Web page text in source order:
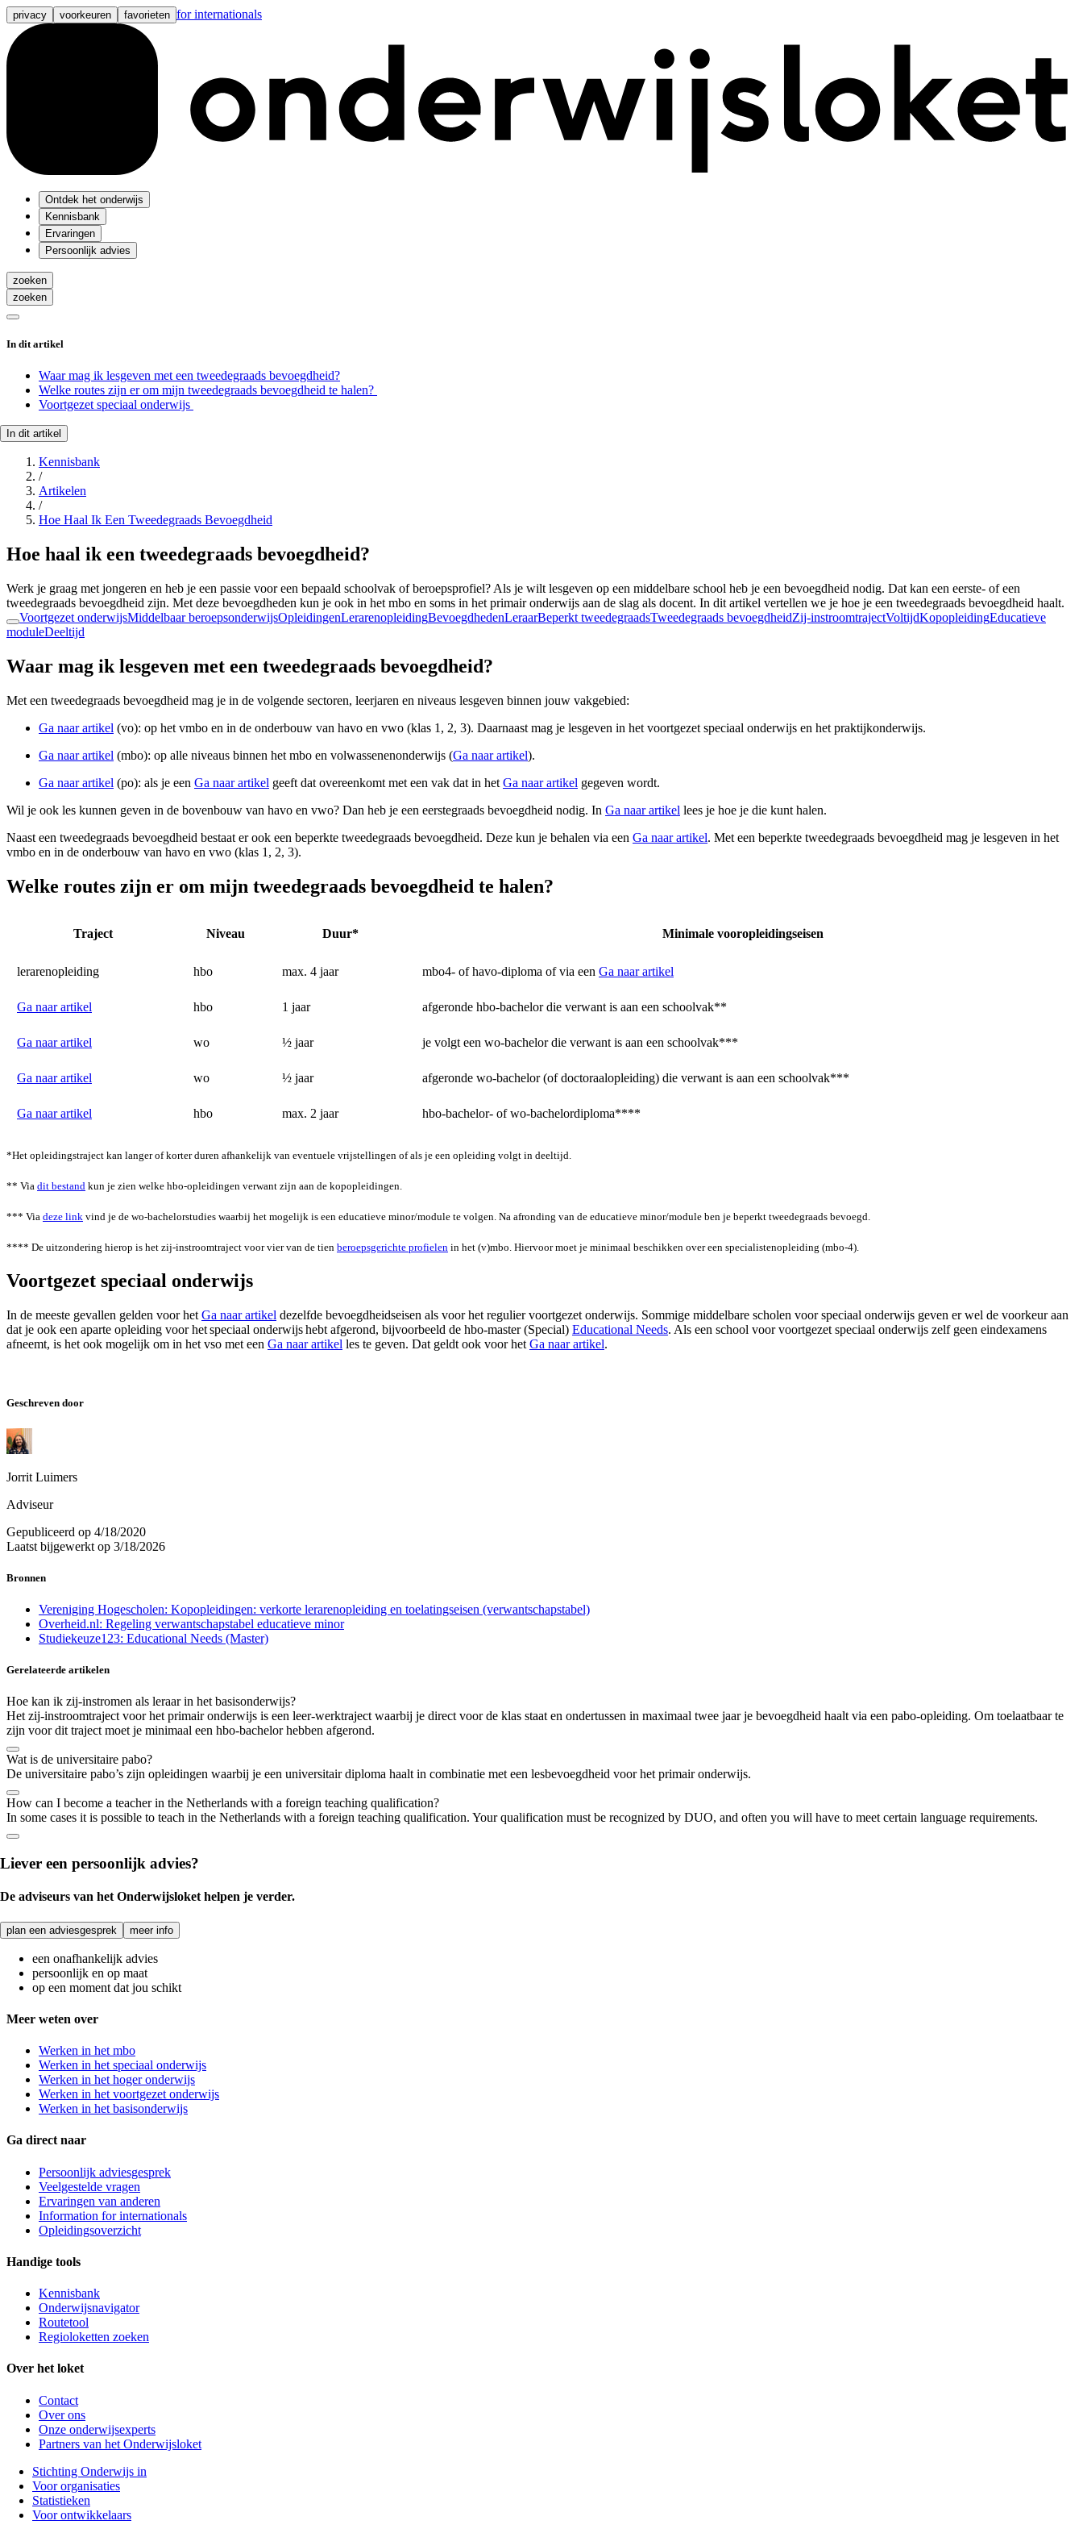
privacy voorkeuren favorieten for internationals
Ontdek het onderwijs
Kennisbank
Ervaringen
Persoonlijk advies
zoeken
zoeken
In dit artikel
Waar mag ik lesgeven met een tweedegraads bevoegdheid?
Welke routes zijn er om mijn tweedegraads bevoegdheid te halen?
Voortgezet speciaal onderwijs
In dit artikel
Kennisbank
/
Artikelen
/
Hoe Haal Ik Een Tweedegraads Bevoegdheid
Hoe haal ik een tweedegraads bevoegdheid?
Werk je graag met jongeren en heb je een passie voor een bepaald schoolvak of beroepsprofiel? Als je wilt lesgeven op een middelbare school heb je een bevoegdheid nodig. Dat kan een eerste- of een
tweedegraads bevoegdheid zijn. Met deze bevoegdheden kun je ook in het mbo en soms in het primair onderwijs aan de slag als docent. In dit artikel vertellen we je hoe je een tweedegraads bevoegdheid haalt.
Voortgezet onderwijsMiddelbaar beroepsonderwijsOpleidingenLerarenopleidingBevoegdhedenLeraarBeperkt tweedegraadsTweedegraads bevoegdheidZij-instroomtrajectVoltijdKopopleidingEducatieve
moduleDeeltijd
Waar mag ik lesgeven met een tweedegraads bevoegdheid?
Met een tweedegraads bevoegdheid mag je in de volgende sectoren, leerjaren en niveaus lesgeven binnen jouw vakgebied:
Ga naar artikel (vo): op het vmbo en in de onderbouw van havo en vwo (klas 1, 2, 3). Daarnaast mag je lesgeven in het voortgezet speciaal onderwijs en het praktijkonderwijs.
Ga naar artikel (mbo): op alle niveaus binnen het mbo en volwassenenonderwijs (Ga naar artikel).
Ga naar artikel (po): als je een Ga naar artikel geeft dat overeenkomt met een vak dat in het Ga naar artikel gegeven wordt.
Wil je ook les kunnen geven in de bovenbouw van havo en vwo? Dan heb je een eerstegraads bevoegdheid nodig. In Ga naar artikel lees je hoe je die kunt halen.
Naast een tweedegraads bevoegdheid bestaat er ook een beperkte tweedegraads bevoegdheid. Deze kun je behalen via een Ga naar artikel. Met een beperkte tweedegraads bevoegdheid mag je lesgeven in het
vmbo en in de onderbouw van havo en vwo (klas 1, 2, 3).
Welke routes zijn er om mijn tweedegraads bevoegdheid te halen?
Traject Niveau Duur* Minimale vooropleidingseisen
lerarenopleiding hbo max. 4 jaar mbo4- of havo-diploma of via een Ga naar artikel
Ga naar artikel hbo 1 jaar afgeronde hbo-bachelor die verwant is aan een schoolvak**
Ga naar artikel wo ½ jaar je volgt een wo-bachelor die verwant is aan een schoolvak***
Ga naar artikel wo ½ jaar afgeronde wo-bachelor (of doctoraalopleiding) die verwant is aan een schoolvak***
Ga naar artikel hbo max. 2 jaar hbo-bachelor- of wo-bachelordiploma****
*Het opleidingstraject kan langer of korter duren afhankelijk van eventuele vrijstellingen of als je een opleiding volgt in deeltijd.
** Via dit bestand kun je zien welke hbo-opleidingen verwant zijn aan de kopopleidingen.
*** Via deze link vind je de wo-bachelorstudies waarbij het mogelijk is een educatieve minor/module te volgen. Na afronding van de educatieve minor/module ben je beperkt tweedegraads bevoegd.
**** De uitzondering hierop is het zij-instroomtraject voor vier van de tien beroepsgerichte profielen in het (v)mbo. Hiervoor moet je minimaal beschikken over een specialistenopleiding (mbo-4).
Voortgezet speciaal onderwijs
In de meeste gevallen gelden voor het Ga naar artikel dezelfde bevoegdheidseisen als voor het regulier voortgezet onderwijs. Sommige middelbare scholen voor speciaal onderwijs geven er wel de voorkeur aan
dat je ook een aparte opleiding voor het speciaal onderwijs hebt afgerond, bijvoorbeeld de hbo-master (Special) Educational Needs. Als een school voor voortgezet speciaal onderwijs zelf geen eindexamens
afneemt, is het ook mogelijk om in het vso met een Ga naar artikel les te geven. Dat geldt ook voor het Ga naar artikel.
Geschreven door
Jorrit Luimers
Adviseur
Gepubliceerd op 4/18/2020
Laatst bijgewerkt op 3/18/2026
Bronnen
Vereniging Hogescholen: Kopopleidingen: verkorte lerarenopleiding en toelatingseisen (verwantschapstabel)
Overheid.nl: Regeling verwantschapstabel educatieve minor
Studiekeuze123: Educational Needs (Master)
Gerelateerde artikelen
Hoe kan ik zij-instromen als leraar in het basisonderwijs?
Het zij-instroomtraject voor het primair onderwijs is een leer-werktraject waarbij je direct voor de klas staat en ondertussen in maximaal twee jaar je bevoegdheid haalt via een pabo-opleiding. Om toelaatbaar te
zijn voor dit traject moet je minimaal een hbo-bachelor hebben afgerond.
Wat is de universitaire pabo?
De universitaire pabo’s zijn opleidingen waarbij je een universitair diploma haalt in combinatie met een lesbevoegdheid voor het primair onderwijs.
How can I become a teacher in the Netherlands with a foreign teaching qualification?
In some cases it is possible to teach in the Netherlands with a foreign teaching qualification. Your qualification must be recognized by DUO, and often you will have to meet certain language requirements.
Liever een persoonlijk advies?
De adviseurs van het Onderwijsloket helpen je verder.
plan een adviesgesprek meer info
een onafhankelijk advies
persoonlijk en op maat
op een moment dat jou schikt
Meer weten over
Werken in het mbo
Werken in het speciaal onderwijs
Werken in het hoger onderwijs
Werken in het voortgezet onderwijs
Werken in het basisonderwijs
Ga direct naar
Persoonlijk adviesgesprek
Veelgestelde vragen
Ervaringen van anderen
Information for internationals
Opleidingsoverzicht
Handige tools
Kennisbank
Onderwijsnavigator
Routetool
Regioloketten zoeken
Over het loket
Contact
Over ons
Onze onderwijsexperts
Partners van het Onderwijsloket
Stichting Onderwijs in
Voor organisaties
Statistieken
Voor ontwikkelaars